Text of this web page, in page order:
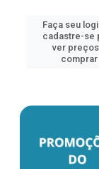
Faça seu
cadastre-se
ver
comprar